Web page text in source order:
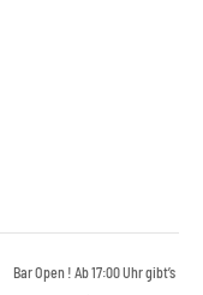
Bar Open ! Ab 17:00 Uhr gibt’s